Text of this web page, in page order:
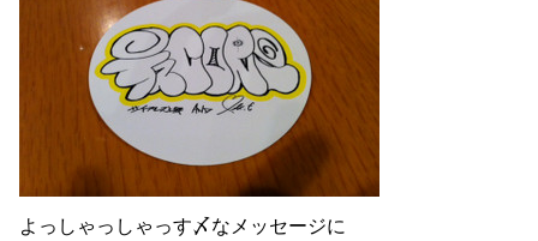
よっしゃっしゃっす〆なメッセージに